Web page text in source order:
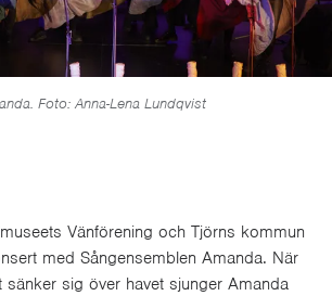
Foto: Anna-Lena Lundqvist
Vänförening och Tjörns kommun
med Sångensemblen Amanda. När
sig över havet sjunger Amanda